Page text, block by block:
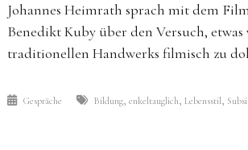
Johannes Heimrath sprach mit dem
Benedikt Kuby über den Versuch, etwas
traditionellen Handwerks filmisch zu
Gespräche Bildung, enkeltauglich, Lebensstil ,